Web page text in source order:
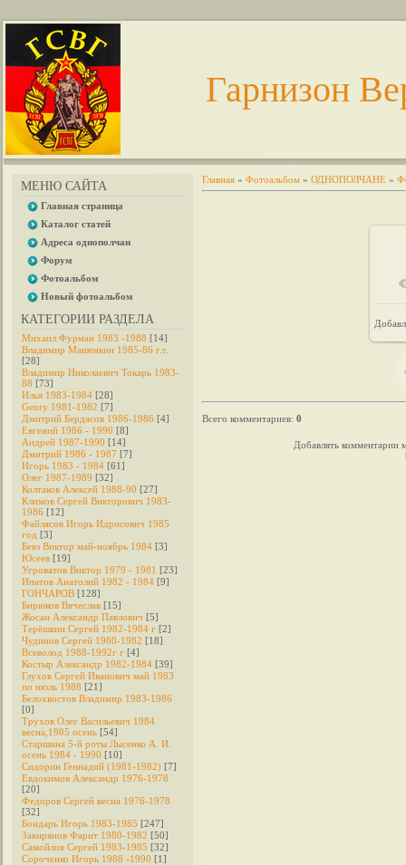
Гарнизон
МЕНЮ САЙТА
Главная страница
Каталог статей
Адреса однополчан
Форум
Фотоальбом
Новый фотоальбом
КАТЕГОРИИ РАЗДЕЛА
Михаил Фурман 1983 -1988 [14]
Владимир Машенкин 1985-86 г.г.
[28]
Владимир Николаевич Токарь 1983-
88 [73]
Илья 1983-1984 [28]
Genry 1981-1982 [7]
Дмитрий Бердасов 1986-1986 [4]
Евгений 1986 - 1990 [8]
Андрей 1987-1990 [14]
Дмитрий 1986 - 1987 [7]
Игорь 1983 - 1984 [61]
Олег 1987-1989 [32]
Колтаков Алексей 1988-90 [27]
Климов Сергей Викторович 1983-
1986 [12]
Файлясов Игорь Идрисович 1985
год [3]
Бевз Виктор май-ноябрь 1984 [3]
Юсеев [19]
Угроватов Виктор 1979 - 1981 [23]
Ипатов Анатолий 1982 - 1984 [9]
ГОНЧАРОВ [128]
Бирюков Вячеслав [15]
Жосан Александр Павлович [5]
Терёшкин Сергей 1982-1984 г [2]
Чудинов Сергей 1980-1982 [18]
Всеволод 1988-1992г г [4]
Костыр Александр 1982-1984 [39]
Глухов Сергей Иванович май 1983
по июль 1988 [21]
Белохвостов Владимир 1983-1986
[0]
Трухов Олег Васильевич 1984
весна,1985 осень [54]
Старшина 5-й роты Лысенко А. И.
осень 1984 - 1990 [10]
Сидорин Геннадий (1981-1982) [7]
Евдокимов Александр 1976-1978
[20]
Федоров Cергей весна 1976-1978
[32]
Бондарь Игорь 1983-1985 [247]
Закирянов Фарит 1980-1982 [50]
Самойлов Сергей 1983-1985 [32]
Сороченко Игорь 1988 -1990 [1]
Главная » Фотоальбом » ОДНОПОЛЧАНЕ »
Всего комментариев: 0
Добавлять комментарии